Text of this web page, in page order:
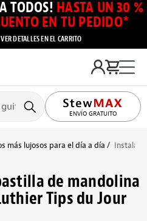
TODOS! HASTA UN 30 %
EN TU PEDIDO*
VER DETALLES EN EL CARRITO
ENVÍO GRATUITO
más lujosos para el día a día
de mandolina
Tips du Jour